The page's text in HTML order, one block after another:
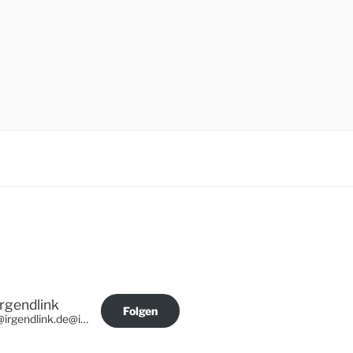
@irgendlink.de@irgendlink.de
Folgen